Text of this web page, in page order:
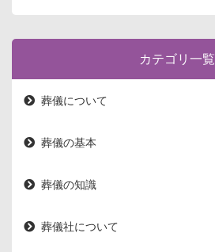
カテゴリ一覧
葬儀について
葬儀の基本
葬儀の知識
葬儀社について